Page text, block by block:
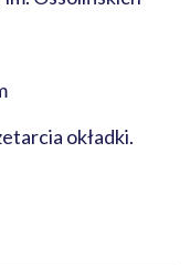
okładki.